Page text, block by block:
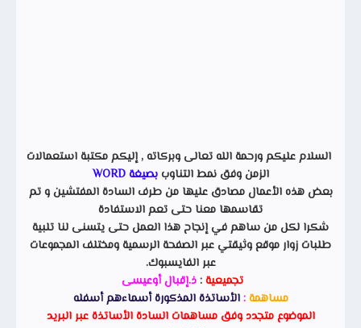
السلام عليكم ورحمة الله تعالى وبركاته , إليكم مكتبة استعمالات
الزمن وفق نمط التناوببصيغة WORD
بعض هذه الأعمال مصادق عليها من طرف السادة المفتشين و تم
تقاسمها معنا حتى تعم الاستفادة
شكرا لكل من ساهم في إنجاح هذا العمل حتى يتسنى لنا تلبية
طلبات زوار موقع وثيقتي عبر الصفحة الرسمية ومختلف المجموعات
عبر الفايسبوك.
تجميعية:ذ.إقبال أوعيسى
مساهمة:الأساتذة المذكورة أسماءهم أسفله
الموضوع متجدد وفق مساهمات السادة الأساتذة عبر البريد